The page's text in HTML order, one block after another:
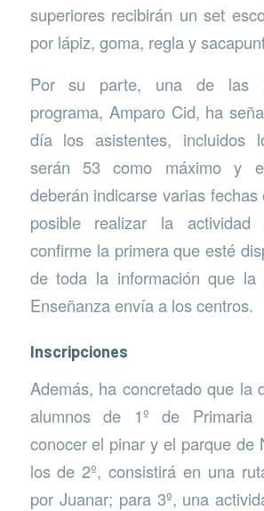
superiores recibirán un set
por lápiz, goma, regla y
Por su parte, una de las
programa, Amparo Cid, ha
día los asistentes, incluidos
serán 53 como máximo y
deberán indicarse varias
posible realizar la
confirme la primera que esté
de toda la información que la
Enseñanza envía a los centros.
Inscripciones
Además, ha concretado que la
alumnos de 1º de
conocer el pinar y el parque de
los de 2º, consistirá en una
por Juanar; para 3º, una